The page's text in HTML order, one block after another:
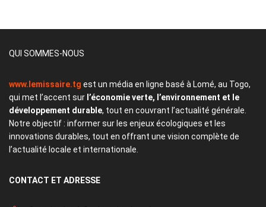
QUI SOMMES-NOUS
www.lemissaire.tg est un média en ligne basé à Lomé, au Togo,
qui met l’accent sur l’économie verte, l’environnement et le
développement durable, tout en couvrant l’actualité générale.
Notre objectif : informer sur les enjeux écologiques et les
innovations durables, tout en offrant une vision complète de
l’actualité locale et internationale.
CONTACT ET ADRESSE